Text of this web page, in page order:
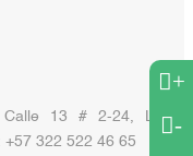
+
-
Calle 13 # 2-24, La
322 522 46 65